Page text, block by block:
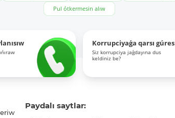
Pul ótkermesin alıw
Korrupciyaǵa qarsı gúres
Siz korrupciya jaǵdayına dus
keldiniz be?
Paydalı saytlar: